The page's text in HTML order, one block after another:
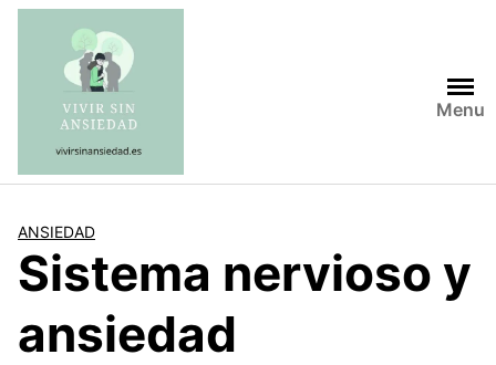
Saltar
contenido
Menu
ANSIEDAD
Sistema nervioso y
ansiedad